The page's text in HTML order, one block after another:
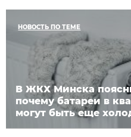
НОВОСТЬ ПО ТЕМЕ
В ЖКХ Минска
почему батареи в
могут быть еще